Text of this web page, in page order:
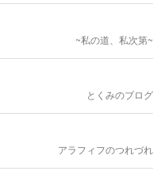
~私の道、私次第~
とくみのブログ
アラフィフのつれづれ